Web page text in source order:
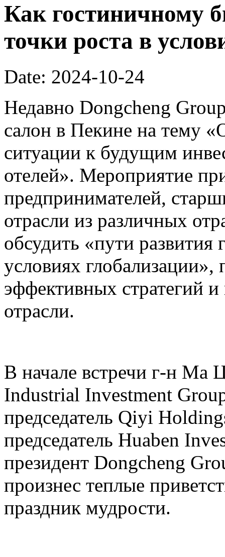
Как гостиничному
точки роста в
Date: 2024-10-24
Недавно Dongcheng
салон в Пекине на тему
ситуации к будущим
отелей». Мероприятие
предпринимателей,
отрасли из различных
обсудить «пути
условиях
эффективных стратегий
отрасли.
В начале встречи г-н Ма
Industrial Investment
председатель Qiyi
председатель Huaben
президент Dongcheng
произнес теплые
праздник мудрости.